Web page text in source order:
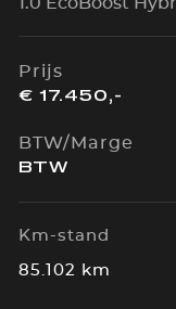
Prijs
€ 17.450,-
BTW/Marge
BTW
Km-stand
85.102 km